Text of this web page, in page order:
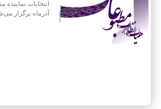
آذرماه برگزار